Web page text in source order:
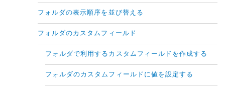
フォルダの表示順序を並び替える
フォルダのカスタムフィールド
フォルダで利用するカスタムフィールドを作成する
フォルダのカスタムフィールドに値を設定する